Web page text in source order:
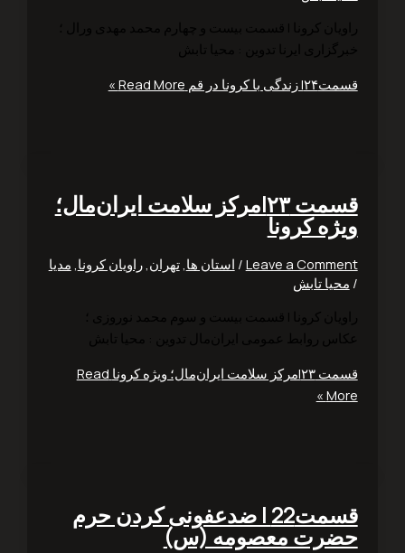
Read More »
قسمت ۲۳|مرکز سلامت ایران‌مال؛
کرونا
Leave a
/استان ها , تهران,راویان کرونا,مدیا
تابش
Read
قسمت22 | ضدعفونی کردن حرم
معصومه (س)